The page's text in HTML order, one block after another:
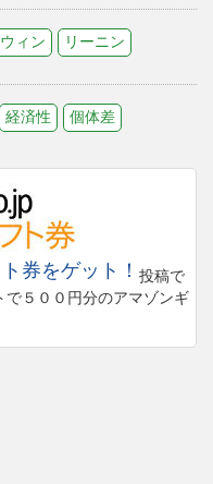
ィン リーニン
経済性 個体差
券をゲット！ 投稿で
で５００円分のアマゾンギ